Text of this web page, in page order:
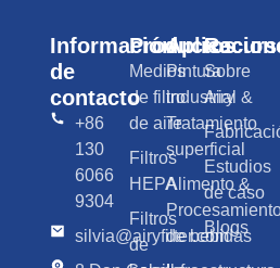
Productos
Medios
de filtro
de aire
Filtros
HEPA
Filtros
de
Pintura
industrial &
Tratamiento
superficial
Alimento &
de bebidas
Sobre
Airy
Estudios
de caso
Blogs
Información
de
contacto
+86
130
6066
9304
silvia@airyfilter.com